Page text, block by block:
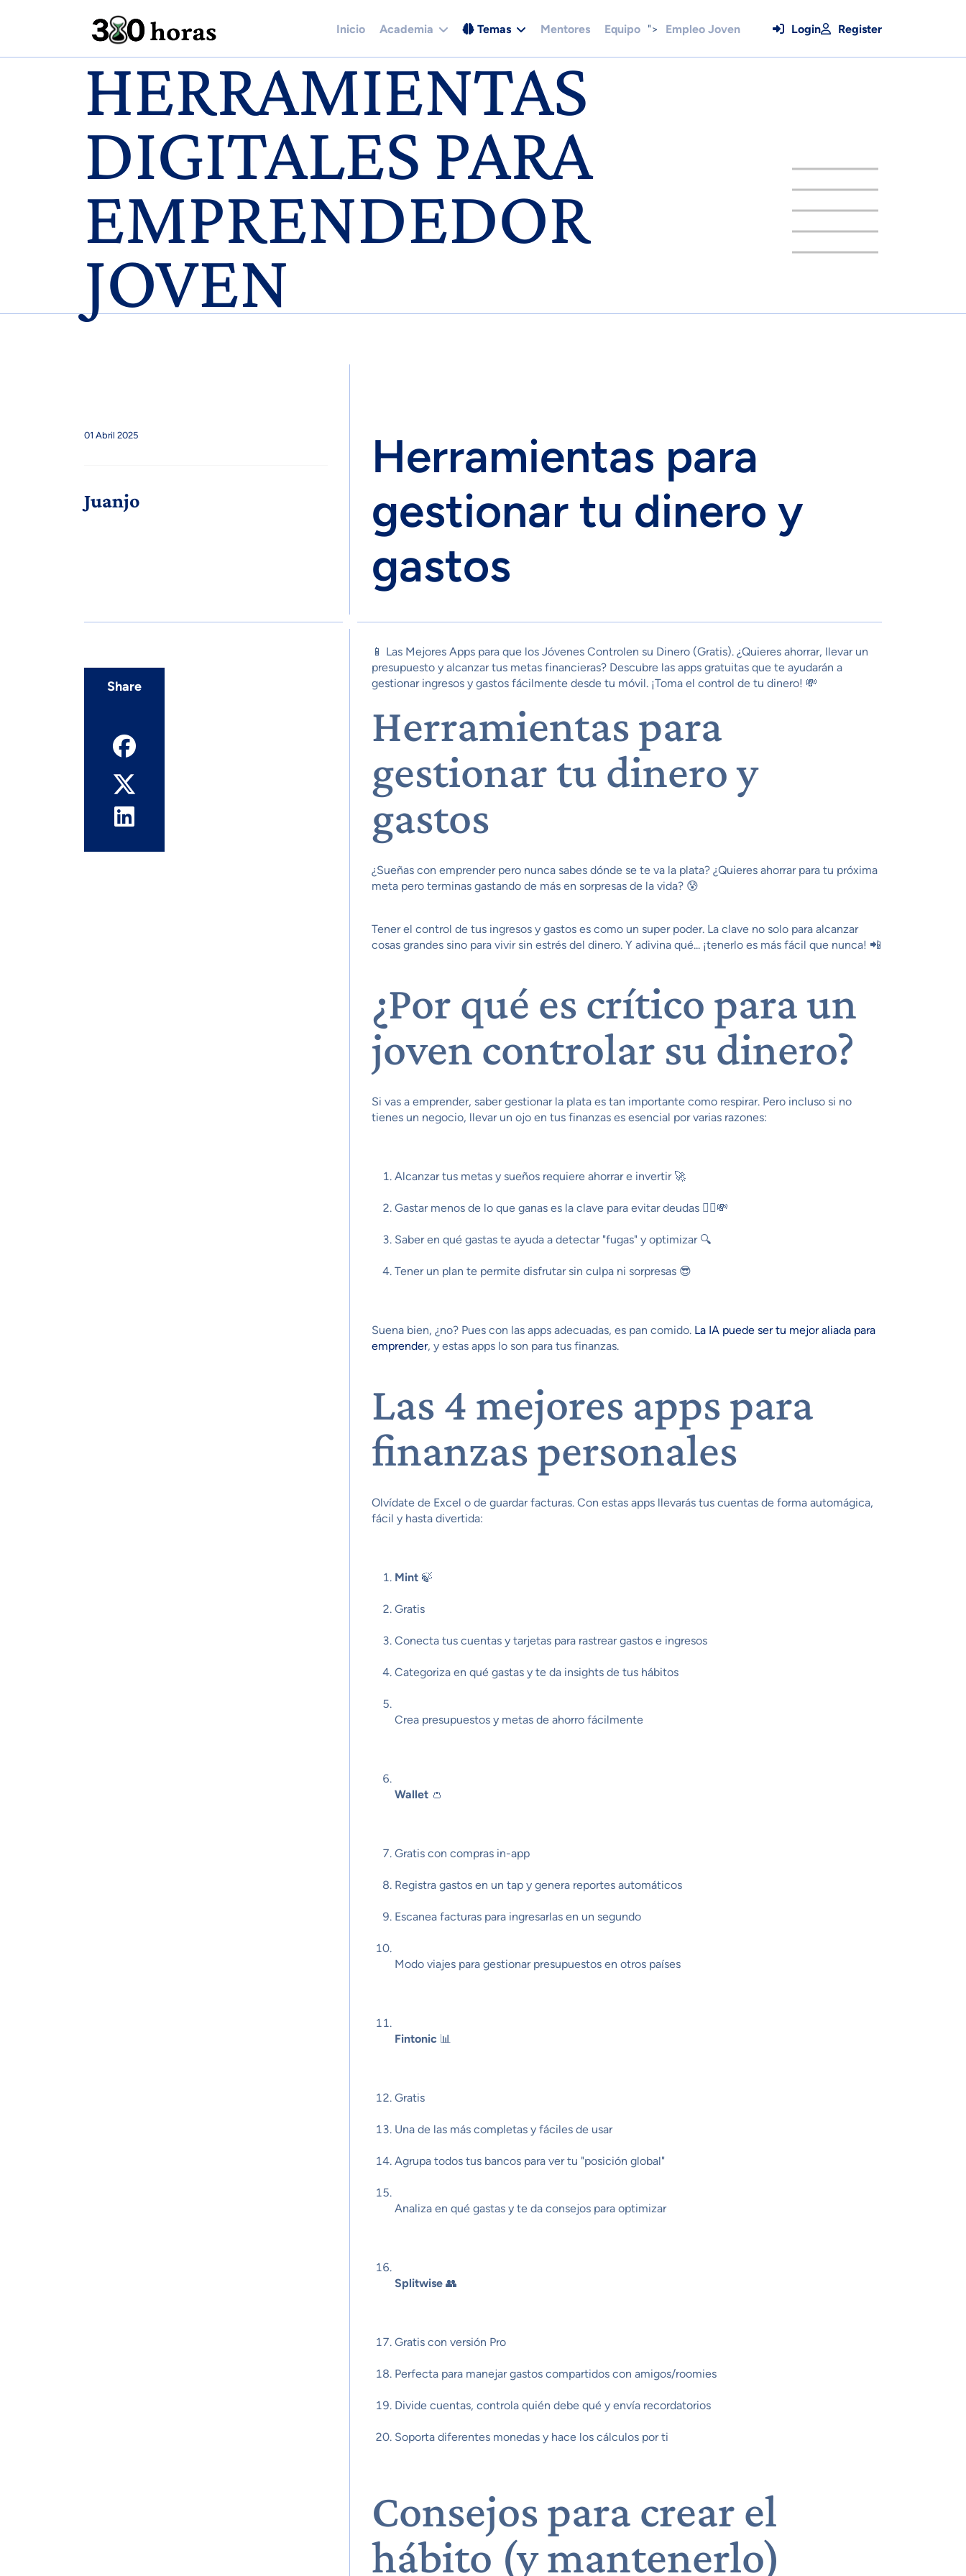
Inicio Academia Temas Mentores Equipo "> Empleo Joven Login Register
HERRAMIENTAS
DIGITALES PARA
EMPRENDEDOR
JOVEN
01 Abril 2025
Juanjo
Herramientas para
gestionar tu dinero y
gastos
Share
📱 Las Mejores Apps para que los Jóvenes Controlen su Dinero (Gratis). ¿Quieres ahorrar, llevar un
presupuesto y alcanzar tus metas financieras? Descubre las apps gratuitas que te ayudarán a
gestionar ingresos y gastos fácilmente desde tu móvil. ¡Toma el control de tu dinero! 💸
Herramientas para
gestionar tu dinero y
gastos
¿Sueñas con emprender pero nunca sabes dónde se te va la plata? ¿Quieres ahorrar para tu próxima
meta pero terminas gastando de más en sorpresas de la vida? 😰
Tener el control de tus ingresos y gastos es como un super poder. La clave no solo para alcanzar
cosas grandes sino para vivir sin estrés del dinero. Y adivina qué... ¡tenerlo es más fácil que nunca! 📲
¿Por qué es crítico para un
joven controlar su dinero?
Si vas a emprender, saber gestionar la plata es tan importante como respirar. Pero incluso si no
tienes un negocio, llevar un ojo en tus finanzas es esencial por varias razones:
Alcanzar tus metas y sueños requiere ahorrar e invertir 🚀
Gastar menos de lo que ganas es la clave para evitar deudas 🙅‍♂️💸
Saber en qué gastas te ayuda a detectar "fugas" y optimizar 🔍
Tener un plan te permite disfrutar sin culpa ni sorpresas 😎
Suena bien, ¿no? Pues con las apps adecuadas, es pan comido. La IA puede ser tu mejor aliada para
emprender, y estas apps lo son para tus finanzas.
Las 4 mejores apps para
finanzas personales
Olvídate de Excel o de guardar facturas. Con estas apps llevarás tus cuentas de forma automágica,
fácil y hasta divertida:
Mint 🍃
Gratis
Conecta tus cuentas y tarjetas para rastrear gastos e ingresos
Categoriza en qué gastas y te da insights de tus hábitos
Crea presupuestos y metas de ahorro fácilmente
Wallet 👛
Gratis con compras in-app
Registra gastos en un tap y genera reportes automáticos
Escanea facturas para ingresarlas en un segundo
Modo viajes para gestionar presupuestos en otros países
Fintonic 📊
Gratis
Una de las más completas y fáciles de usar
Agrupa todos tus bancos para ver tu "posición global"
Analiza en qué gastas y te da consejos para optimizar
Splitwise 👥
Gratis con versión Pro
Perfecta para manejar gastos compartidos con amigos/roomies
Divide cuentas, controla quién debe qué y envía recordatorios
Soporta diferentes monedas y hace los cálculos por ti
Consejos para crear el
hábito (y mantenerlo)